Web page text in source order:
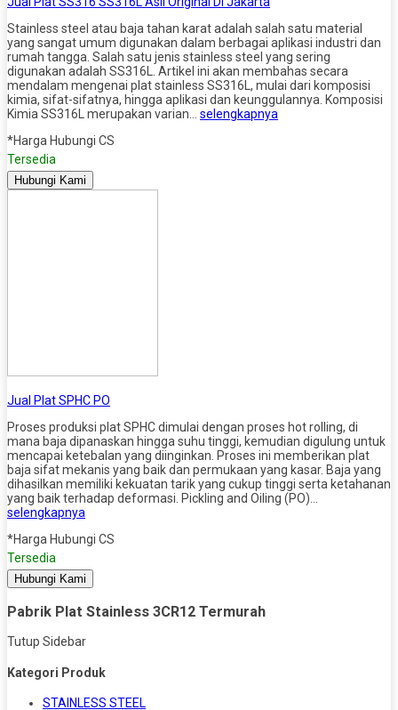
Stainless steel atau baja tahan karat adalah salah satu material
yang sangat umum digunakan dalam berbagai aplikasi industri dan
rumah tangga. Salah satu jenis stainless steel yang sering
digunakan adalah SS316L. Artikel ini akan membahas secara
mendalam mengenai plat stainless SS316L, mulai dari komposisi
kimia, sifat-sifatnya, hingga aplikasi dan keunggulannya. Komposisi
Kimia SS316L merupakan varian… selengkapnya
*Harga Hubungi CS
Tersedia
Hubungi Kami
Jual Plat SPHC PO
Proses produksi plat SPHC dimulai dengan proses hot rolling, di
mana baja dipanaskan hingga suhu tinggi, kemudian digulung untuk
mencapai ketebalan yang diinginkan. Proses ini memberikan plat
baja sifat mekanis yang baik dan permukaan yang kasar. Baja yang
dihasilkan memiliki kekuatan tarik yang cukup tinggi serta ketahanan
yang baik terhadap deformasi. Pickling and Oiling (PO)…
selengkapnya
*Harga Hubungi CS
Tersedia
Hubungi Kami
Pabrik Plat Stainless 3CR12 Termurah
Tutup Sidebar
Kategori Produk
STAINLESS STEEL